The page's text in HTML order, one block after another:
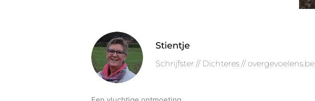
Stientje
Schrijfster // Dichteres // overgevoelens.be